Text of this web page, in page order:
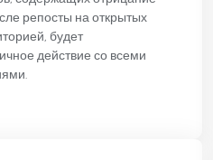
репосты на открытых
будет
действие со всеми